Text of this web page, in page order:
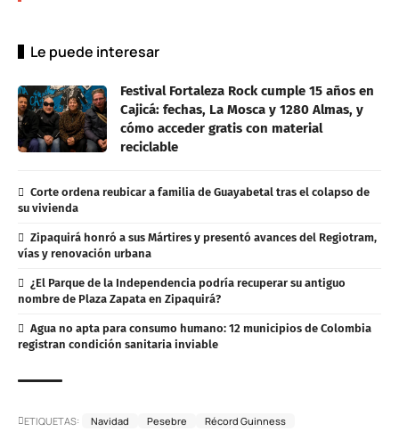
Le puede interesar
Festival Fortaleza Rock cumple 15 años en
Cajicá: fechas, La Mosca y 1280 Almas, y
cómo acceder gratis con material
reciclable
Corte ordena reubicar a familia de Guayabetal tras el colapso de
su vivienda
Zipaquirá honró a sus Mártires y presentó avances del Regiotram,
vías y renovación urbana
¿El Parque de la Independencia podría recuperar su antiguo
nombre de Plaza Zapata en Zipaquirá?
Agua no apta para consumo humano: 12 municipios de Colombia
registran condición sanitaria inviable
ETIQUETAS: Navidad Pesebre Récord Guinness